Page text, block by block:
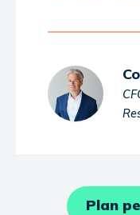
Plan